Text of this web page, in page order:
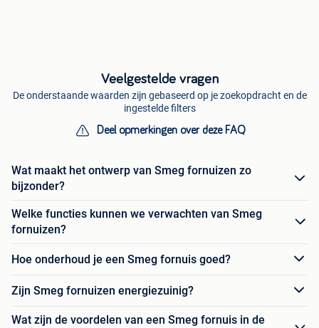
Veelgestelde vragen
De onderstaande waarden zijn gebaseerd op je zoekopdracht en de
ingestelde filters
Deel opmerkingen over deze FAQ
Wat maakt het ontwerp van Smeg fornuizen zo
bijzonder?
Welke functies kunnen we verwachten van Smeg
fornuizen?
Hoe onderhoud je een Smeg fornuis goed?
Zijn Smeg fornuizen energiezuinig?
Wat zijn de voordelen van een Smeg fornuis in de